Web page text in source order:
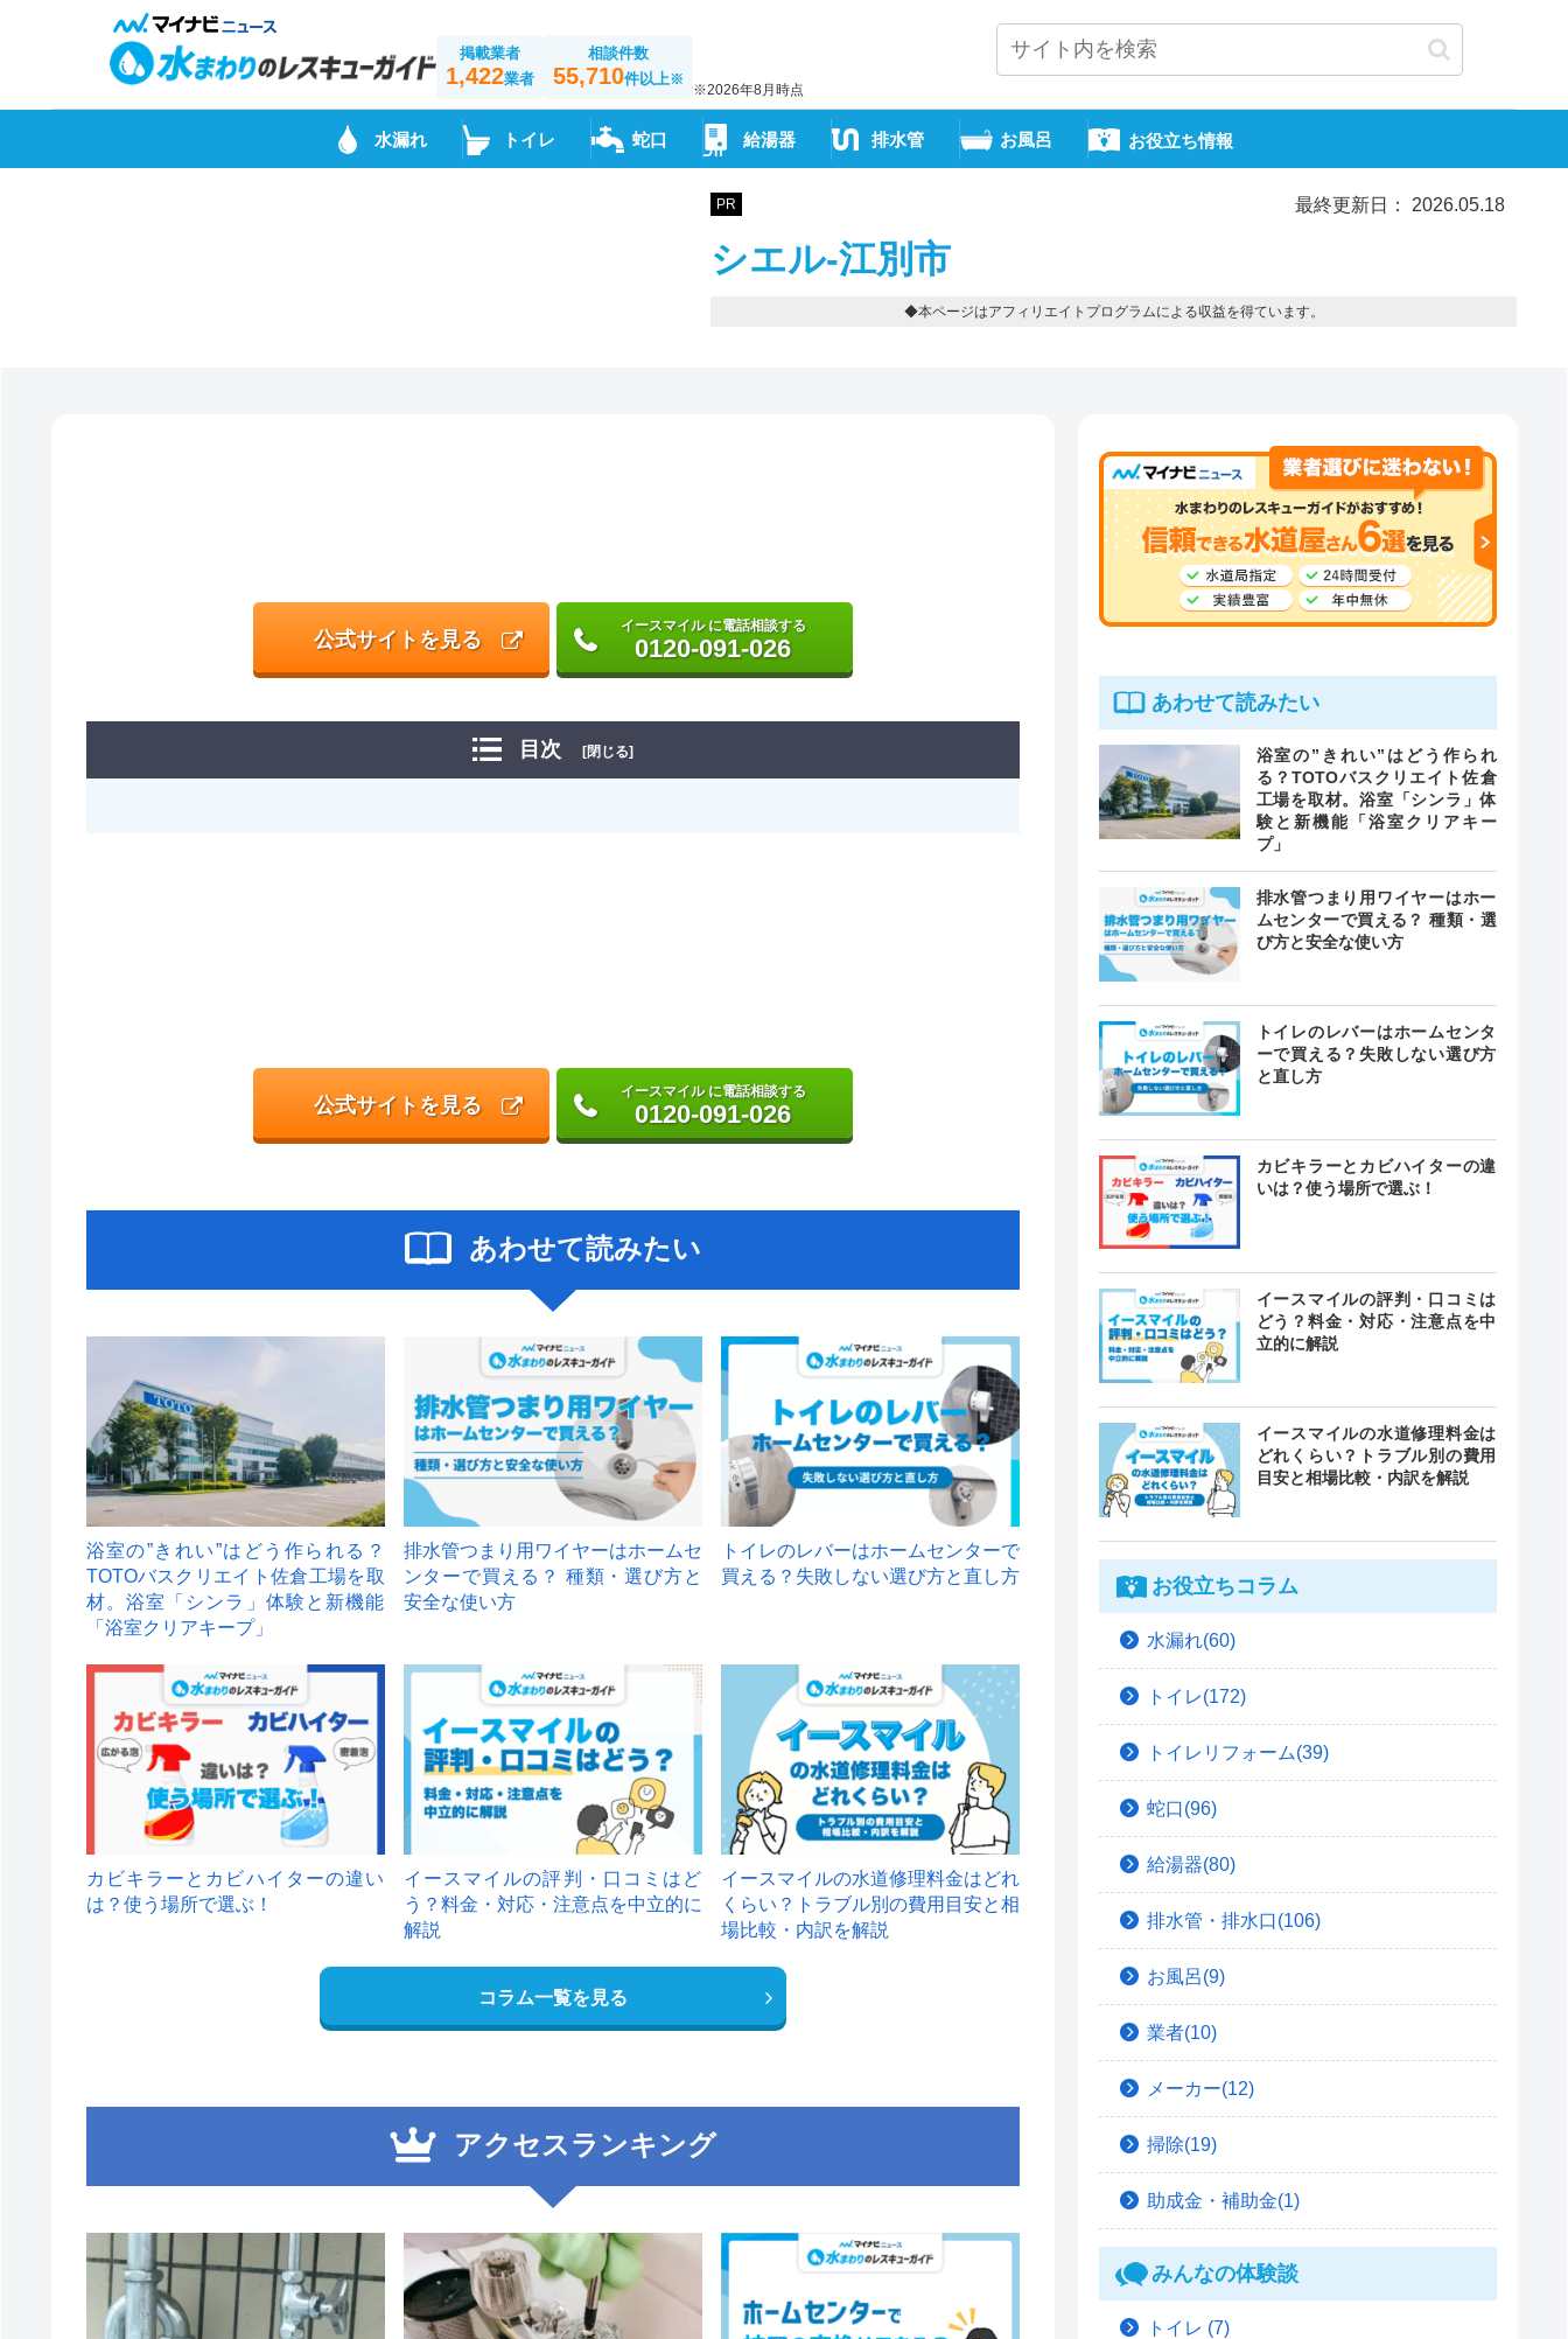
掲載業者
1,422業者
相談件数
55,710件以上※
※2026年8月時点
水漏れ トイレ 蛇口 給湯器 排水管 お風呂 お役立ち情報
PR 最終更新日： 2026.05.18
シエル-江別市
◆本ページはアフィリエイトプログラムによる収益を得ています。
公式サイトを見る
イースマイル に電話相談する
0120-091-026
目次 [閉じる]
公式サイトを見る
イースマイル に電話相談する
0120-091-026
あわせて読みたい
浴室の”きれい”はどう作られる？
TOTOバスクリエイト佐倉工場を取
材。浴室「シンラ」体験と新機能
「浴室クリアキープ」
排水管つまり用ワイヤーはホームセ
ンターで買える？ 種類・選び方と
安全な使い方
トイレのレバーはホームセンターで
買える？失敗しない選び方と直し方
カビキラーとカビハイターの違い
は？使う場所で選ぶ！
イースマイルの評判・口コミはど
う？料金・対応・注意点を中立的に
解説
イースマイルの水道修理料金はどれ
くらい？トラブル別の費用目安と相
場比較・内訳を解説
コラム一覧を見る
アクセスランキング
1 2
あわせて読みたい
浴室の”きれい”はどう作られ
る？TOTOバスクリエイト佐倉
工場を取材。浴室「シンラ」体
験と新機能「浴室クリアキー
プ」
排水管つまり用ワイヤーはホー
ムセンターで買える？ 種類・選
び方と安全な使い方
トイレのレバーはホームセンタ
ーで買える？失敗しない選び方
と直し方
カビキラーとカビハイターの違
いは？使う場所で選ぶ！
イースマイルの評判・口コミは
どう？料金・対応・注意点を中
立的に解説
イースマイルの水道修理料金は
どれくらい？トラブル別の費用
目安と相場比較・内訳を解説
お役立ちコラム
水漏れ(60)
トイレ(172)
トイレリフォーム(39)
蛇口(96)
給湯器(80)
排水管・排水口(106)
お風呂(9)
業者(10)
メーカー(12)
掃除(19)
助成金・補助金(1)
みんなの体験談
トイレ (7)